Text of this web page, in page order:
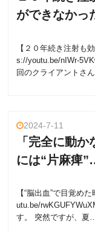
ができなかっ
【２０年続き注射
s://youtu.be/nIWr-
回のクライアントさ
2024-7-11
「完全に動
には“片麻痺
【“脳出血”で目覚
utu.be/
す。 突然ですが、